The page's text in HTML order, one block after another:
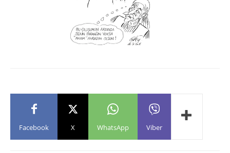
Facebook X WhatsApp Viber